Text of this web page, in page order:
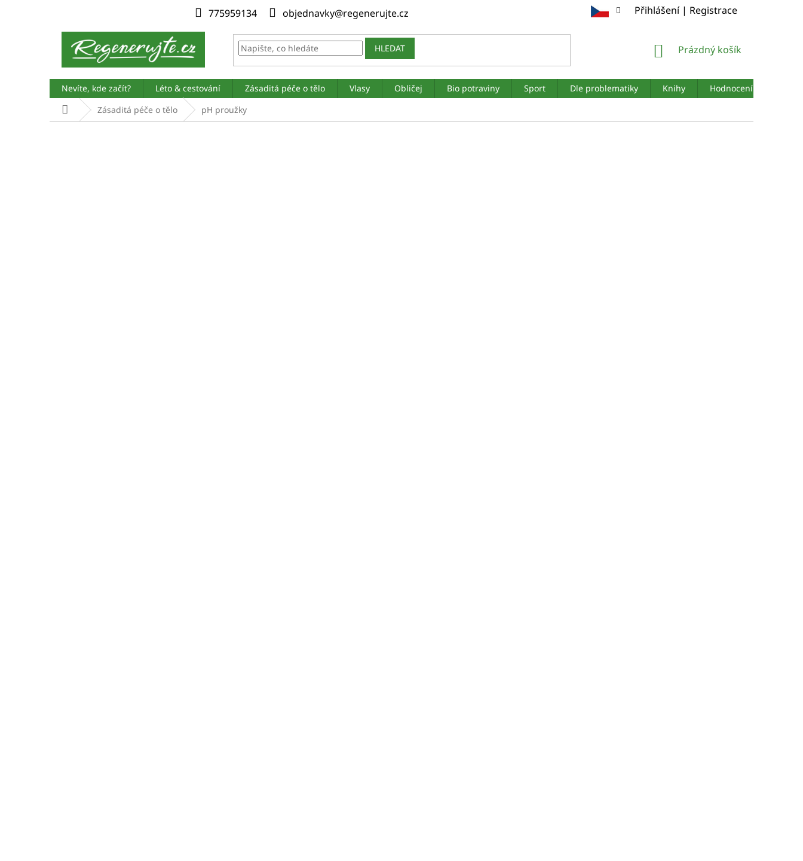
775959134 objednavky@regenerujte.cz Přihlášení | Registrace
HLEDAT
NÁKUPNÍ
Prázdný košík
Nevíte, kde začít? Léto & cestování Zásaditá péče o tělo Vlasy Obličej Bio potraviny Sport Dle problematiky Knihy
Hodnocení obchodu
Domů Zásaditá péče o tělo pH proužky